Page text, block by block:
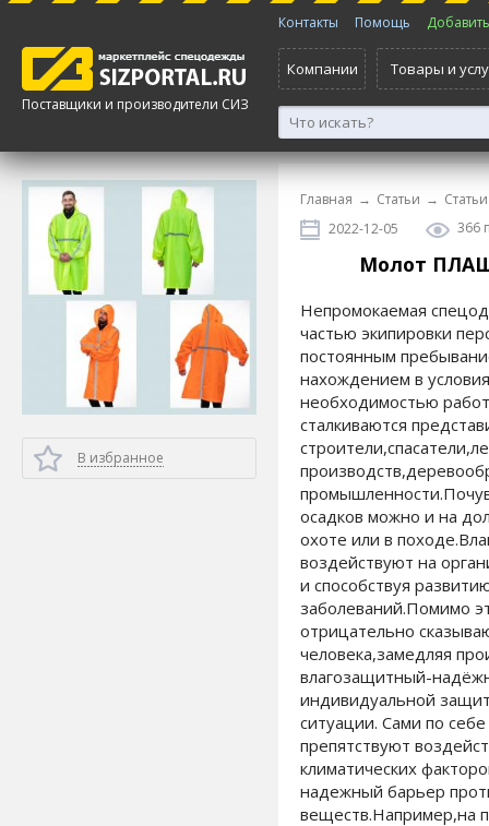
Поставщики и производители СИЗ
Контакты Помощь
Компании Товары и
В избранное
Главная → Статьи →
2022-12-05
366
Молот
Непромокаемая
частью экипировки
постоянным
нахождением в
необходимостью
сталкиваются
осадков можно и на
охоте или в
воздействуют на
и способствуя
заболеваний.Помимо
отрицательно
человека,замедляя
влагозащитный-
индивидуальной
ситуации. Сами по
препятствуют
климатических
надежный барьер
веществ.Например,на